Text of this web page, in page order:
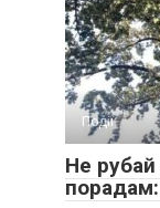
Події
Не